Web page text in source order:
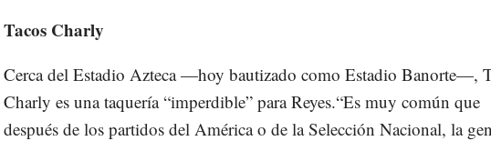
Tacos Charly
Cerca del Estadio Azteca —hoy bautizado como Estadio Banorte—,
Charly es una taquería “imperdible” para Reyes.“Es muy común que
después de los partidos del América o de la Selección Nacional, la